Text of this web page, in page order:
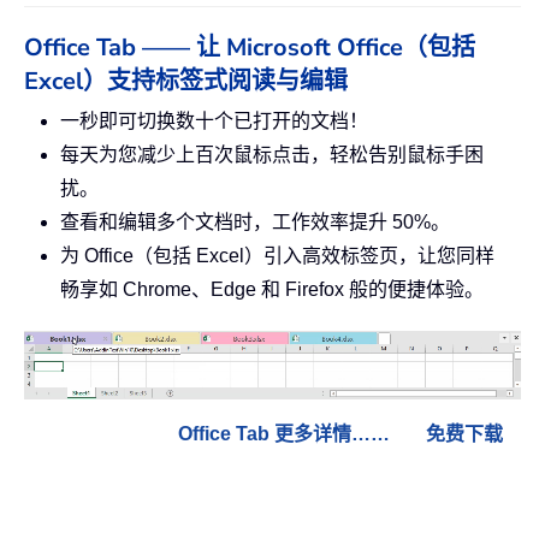
Office Tab —— 让 Microsoft Office（包括
Excel）支持标签式阅读与编辑
一秒即可切换数十个已打开的文档！
每天为您减少上百次鼠标点击，轻松告别鼠标手困
扰。
查看和编辑多个文档时，工作效率提升 50%。
为 Office（包括 Excel）引入高效标签页，让您同样
畅享如 Chrome、Edge 和 Firefox 般的便捷体验。
Office Tab 更多详情…… 免费下载